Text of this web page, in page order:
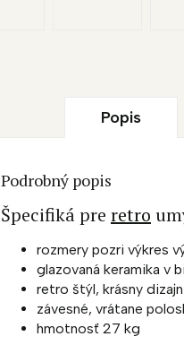
Popis
Podrobný popis
Špecifiká pre retro
rozmery pozri výkres
glazovaná keramika v
retro štýl, krásny dizajn
závesné, vrátane
hmotnosť 27 kg